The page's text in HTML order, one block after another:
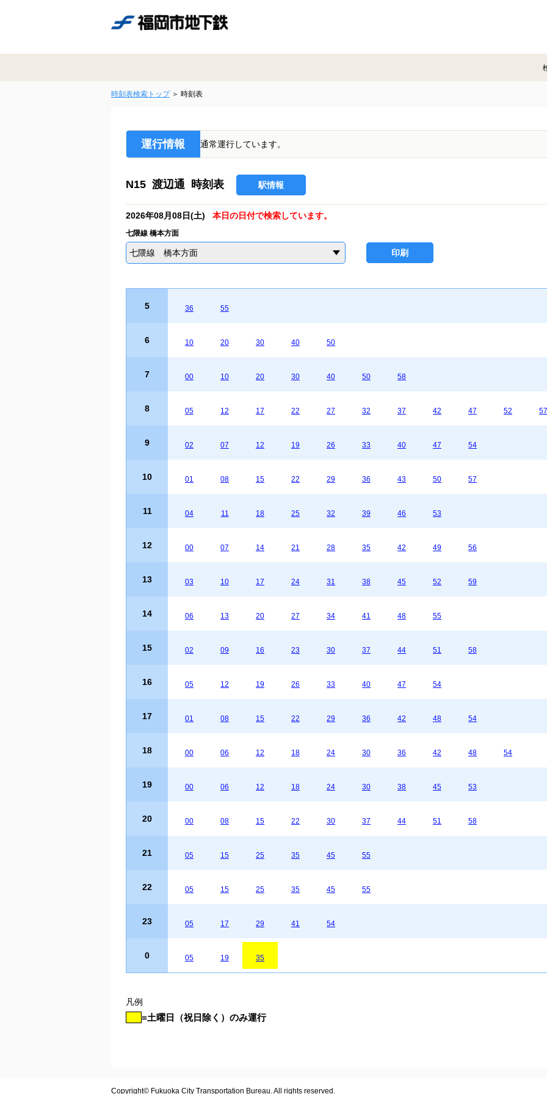
時刻表検索トップ 時刻表
運行情報 通常運行しています。
N15 渡辺通 時刻表 駅情報
2026年08月08日(土) 本日の日付で検索しています。
七隈線 橋本方面
七隈線 橋本方面 印刷
5 36 55
6 10 20 30 40 50
7 00 10 20 30 40 50 58
8 05 12 17 22 27 32 37 42 47 52 57
9 02 07 12 19 26 33 40 47 54
10 01 08 15 22 29 36 43 50 57
11 04 11 18 25 32 39 46 53
12 00 07 14 21 28 35 42 49 56
13 03 10 17 24 31 38 45 52 59
14 06 13 20 27 34 41 48 55
15 02 09 16 23 30 37 44 51 58
16 05 12 19 26 33 40 47 54
17 01 08 15 22 29 36 42 48 54
18 00 06 12 18 24 30 36 42 48 54
19 00 06 12 18 24 30 38 45 53
20 00 08 15 22 30 37 44 51 58
21 05 15 25 35 45 55
22 05 15 25 35 45 55
23 05 17 29 41 54
0 05 19 35
凡例
=土曜日（祝日除く）のみ運行
Copyright© Fukuoka City Transportation Bureau. All rights reserved.